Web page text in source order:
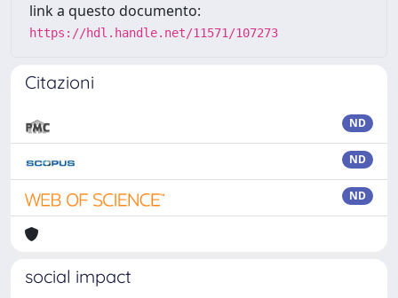
link a questo documento:
https://hdl.handle.net/11571/107273
Citazioni
ND
ND
ND
social impact